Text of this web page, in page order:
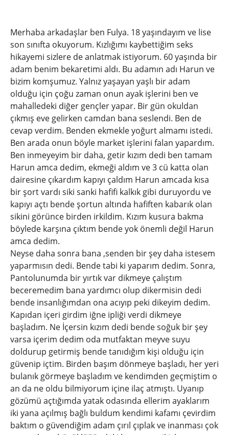
Merhaba arkadaşlar ben Fulya. 18 yaşındayım ve lise
son sınıfta okuyorum. Kızlığımı kaybettiğim seks
hikayemi sizlere de anlatmak istiyorum. 60 yaşında bir
adam benim bekaretimi aldı. Bu adamın adı Harun ve
bizim komşumuz. Yalnız yaşayan yaşlı bir adam
olduğu için çoğu zaman onun ayak işlerini ben ve
mahalledeki diğer gençler yapar. Bir gün okuldan
çıkmış eve gelirken camdan bana seslendi. Ben de
cevap verdim. Benden ekmekle yoğurt almamı istedi.
Ben arada onun böyle market işlerini falan yapardım.
Ben inmeyeyim bir daha, getir kızım dedi ben tamam
Harun amca dedim, ekmeği aldım ve 3 cü katta olan
dairesine çıkardım kapıyı çaldım Harun amcada kısa
bir şort vardı siki sanki hafifi kalkık gibi duruyordu ve
kapıyı açtı bende şortun altında hafiften kabarık olan
sikini görünce birden irkildim. Kızım kusura bakma
böylede karşına çıktım bende yok önemli değil Harun
amca dedim.
Neyse daha sonra bana ,senden bir şey daha istesem
yaparmısın dedi. Bende tabi ki yaparım dedim. Sonra,
Pantolunumda bir yırtık var dikmeye çalıştım
beceremedim bana yardımcı olup dikermisin dedi
bende insanlığımdan ona acıyıp peki dikeyim dedim.
Kapıdan içeri girdim iğne ipliği verdi dikmeye
başladım. Ne İçersin kızım dedi bende soğuk bir şey
varsa içerim dedim oda mutfaktan meyve suyu
doldurup getirmiş bende tanıdığım kişi olduğu için
güvenip içtim. Birden başım dönmeye başladı, her yeri
bulanık görmeye başladım ve kendimden geçmiştim o
an da ne oldu bilmiyorum içine ilaç atmıştı. Uyanıp
gözümü açtığımda yatak odasında ellerim ayaklarım
iki yana açılmış bağlı buldum kendimi kafamı çevirdim
baktım o güvendiğim adam çırıl çıplak ve inanması çok